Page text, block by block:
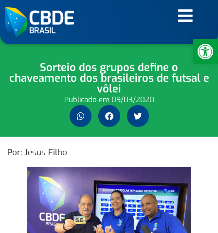
Sorteio dos grupos define o
chaveamento dos brasileiros de futsal e
vôlei
Publicado em 09/03/2020
Por: Jesus Filho